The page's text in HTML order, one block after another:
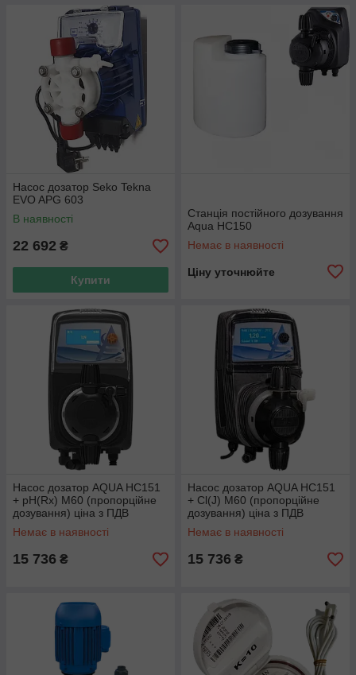
Насос дозатор Seko Tekna
EVO APG 603
В наявності
22 692 ₴
Купити
Станція постійного дозування
Aqua HC150
Немає в наявності
Ціну уточнюйте
Насос дозатор AQUA HC151
+ pH(Rx) M60 (пропорційне
дозування) ціна з ПДВ
Немає в наявності
15 736 ₴
Насос дозатор AQUA HC151
+ Cl(J) M60 (пропорційне
дозування) ціна з ПДВ
Немає в наявності
15 736 ₴